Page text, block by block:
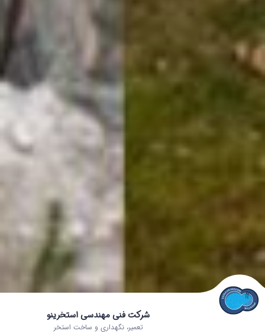
شرکت فنی مهندسی استخرینو
تعمیر، نگهداری و ساخت استخر